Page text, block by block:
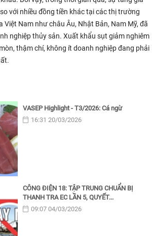
với nhiều đồng tiền khác tại các thị trường
Việt Nam như châu Âu, Nhật Bản, Nam Mỹ, đã
nghiệp thủy sản. Xuất khẩu sụt giảm nghiêm
thậm chí, không ít doanh nghiệp đang phải
VASEP Highlight - T3/2026: Cá ngừ
16:31 20/03/2026
CÔNG ĐIỆN 18: TẬP TRUNG CHUẨN BỊ
THANH TRA EC LẦN 5, QUYẾT...
09:07 04/03/2026